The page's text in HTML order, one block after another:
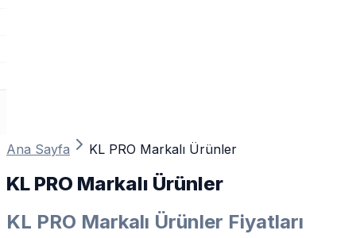
Ana Sayfa KL PRO Markalı Ürünler
KL PRO Markalı Ürünler
KL PRO Markalı Ürünler Fiyatları